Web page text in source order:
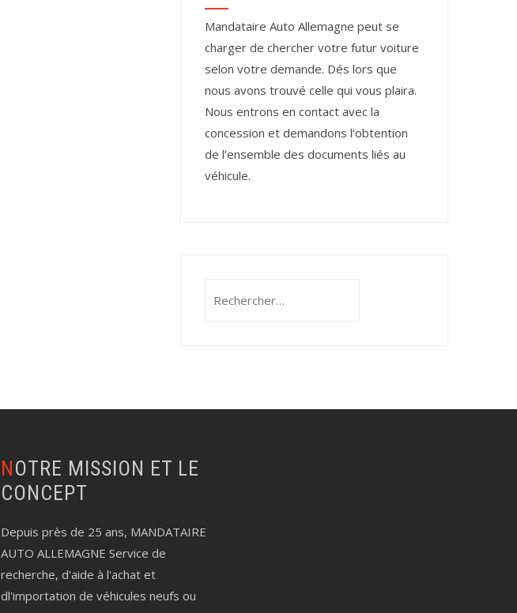
Mandataire Auto Allemagne peut se
charger de chercher votre futur voiture
selon votre demande. Dés lors que
nous avons trouvé celle qui vous plaira.
Nous entrons en contact avec la
concession et demandons l’obtention
de l’ensemble des documents liés au
véhicule.
NOTRE MISSION ET LE
CONCEPT
Depuis près de 25 ans, MANDATAIRE
AUTO ALLEMAGNE Service de
recherche, d'aide à l'achat et
dl'importation de véhicules neufs ou